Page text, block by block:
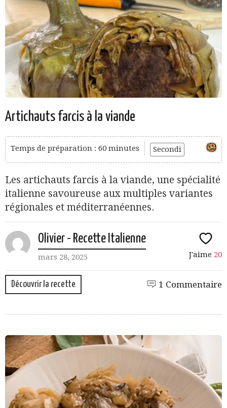
Artichauts farcis à la viande
Temps de préparation : 60 minutes Secondi
Les artichauts farcis à la viande, une spécialité
italienne savoureuse aux multiples variantes
régionales et méditerranéennes.
Olivier - Recette Italienne
mars 28, 2025 J'aime 20
Découvrir la recette 1 Commentaire